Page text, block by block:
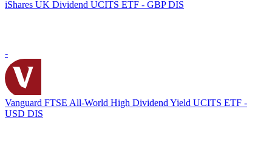
iShares UK Dividend UCITS ETF - GBP DIS
-
Vanguard FTSE All-World High Dividend Yield UCITS ETF -
USD DIS